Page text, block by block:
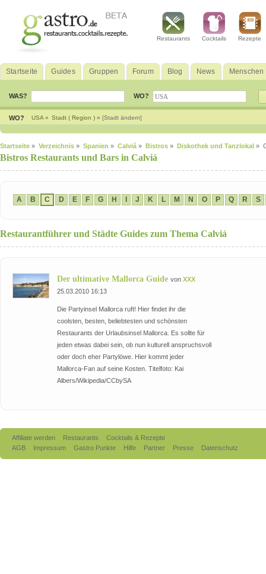
Restaurants Cocktails Rezepte
Startseite Guides Gruppen Forum Blog News Menschen
WAS? WO?
WO? USA » Stadt ( Region ) » [Stadt ändern]
Startseite » Verzeichnis » Spanien » Calviá » Bistros » Diskothek und Tanzlokal »
Bistros Restaurants und Bars in Calviá
A B C D E F G H J K L M N O P Q R S
Restaurantführer und Städte Guides zum Thema Calviá
Der ultimative Mallorca Guide von XXX
25.03.2010 16:13
Die Partyinsel Mallorca ruft! Hier findet ihr die
coolsten, besten, beliebtesten und schönsten
Restaurants der Urlaubsinsel Mallorca. Es sollte für
jeden etwas dabei sein, ob nun kulturell anspruchsvoll
oder doch eher Partylöwe. Hier kommt jeder
Mallorca-Fan auf seine Kosten. Titelfoto: Kai
Albers/Wikipedia/CCbySA
Affiliate werden Restaurants
Cocktails & Rezepte
AGB
Impressum Gastro Punkte Hilfe Partner Presse Datenschutz